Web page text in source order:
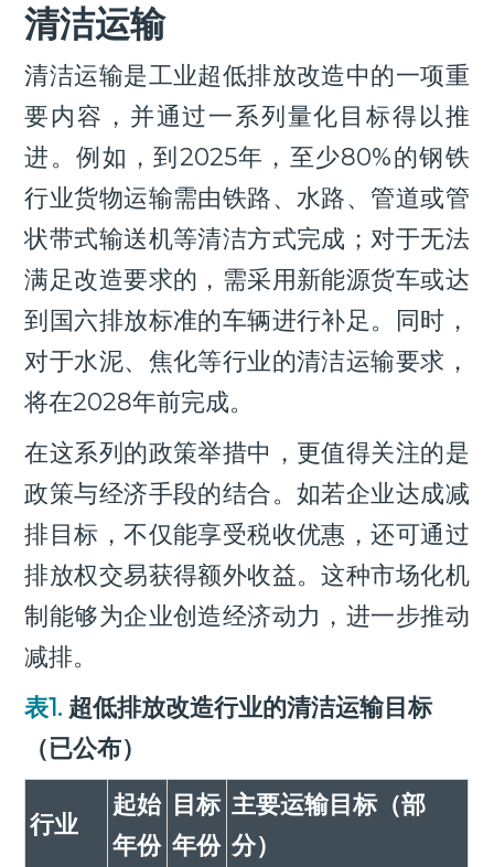
清洁运输
清洁运输是工业超低排放改造中的一项重
要内容，并通过一系列量化目标得以推
进。例如，到2025年，至少80%的钢铁
行业货物运输需由铁路、水路、管道或管
状带式输送机等清洁方式完成；对于无法
满足改造要求的，需采用新能源货车或达
到国六排放标准的车辆进行补足。同时，
对于水泥、焦化等行业的清洁运输要求，
将在2028年前完成。
在这系列的政策举措中，更值得关注的是
政策与经济手段的结合。如若企业达成减
排目标，不仅能享受税收优惠，还可通过
排放权交易获得额外收益。这种市场化机
制能够为企业创造经济动力，进一步推动
减排。
表1. 超低排放改造行业的清洁运输目标
（已公布）
行业
起始
年份
目标
年份
主要运输目标（部
分）